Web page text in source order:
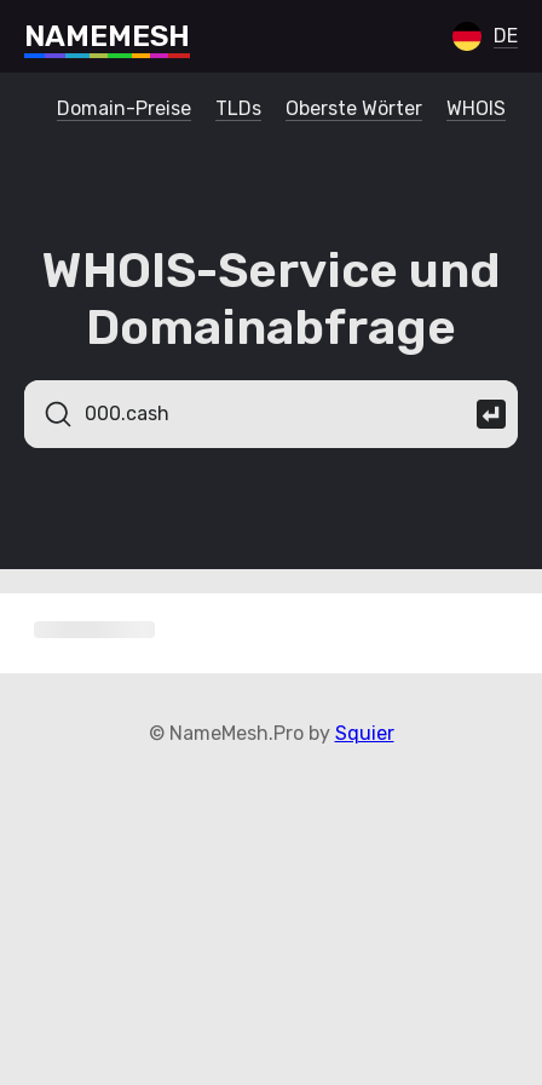
NAMEMESH DE
Domain-Preise TLDs Oberste Wörter WHOIS
WHOIS-Service und
Domainabfrage
© NameMesh.Pro by Squier